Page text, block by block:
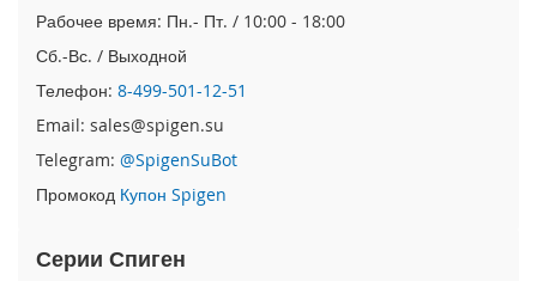
n
e
A
i
r
i
P
h
e
Рабочее время: Пн.- Пт. / 10:00 - 18:00
Сб.-Вс. / Выходной
Телефон: 8-499-501-12-51
Email: sales@spigen.su
Telegram: @SpigenSuBot
Промокод Купон Spigen
Серии Спиген